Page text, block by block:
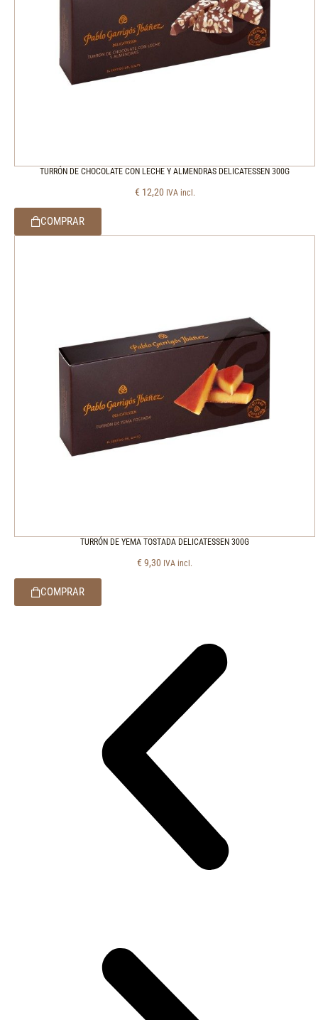
TURRÓN DE CHOCOLATE CON LECHE Y ALMENDRAS DELICATESSEN 300G
€ 12,20 IVA incl.
COMPRAR
TURRÓN DE YEMA TOSTADA DELICATESSEN 300G
€ 9,30 IVA incl.
COMPRAR